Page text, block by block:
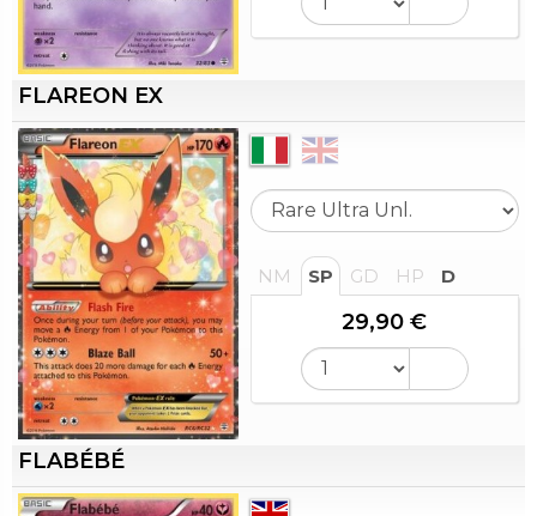
FLAREON EX
NM SP GD HP D
29,90 €
FLABÉBÉ